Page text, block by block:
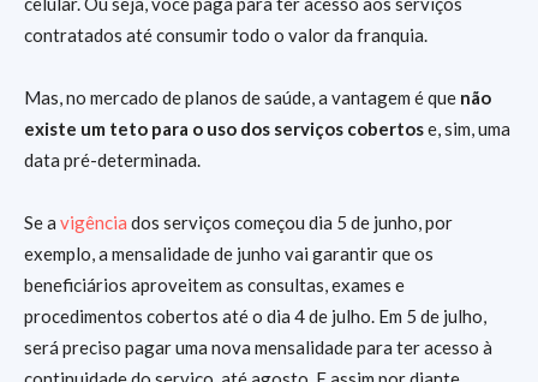
contratados até consumir todo o valor da franquia.
Mas, no mercado de planos de saúde, a vantagem é que não
existe um teto para o uso dos serviços cobertose, sim, uma
data pré-determinada.
Se a vigência dos serviços começou dia 5 de junho, por
exemplo, a mensalidade de junho vai garantir que os
beneficiários aproveitem as consultas, exames e
procedimentos cobertos até o dia 4 de julho. Em 5 de julho,
será preciso pagar uma nova mensalidade para ter acesso à